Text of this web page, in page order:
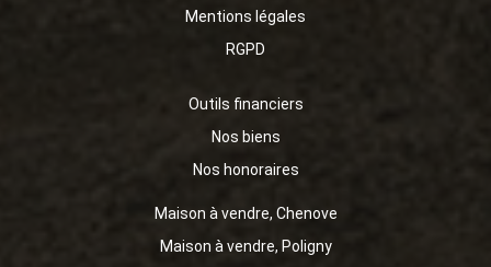
Mentions légales
RGPD
Outils financiers
Nos biens
Nos honoraires
Maison à vendre, Chenove
Maison à vendre, Poligny